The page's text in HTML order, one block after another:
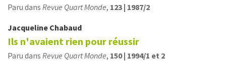
Paru dans Revue Quart Monde, 123 | 1987/2
Jacqueline Chabaud
Ils n'avaient rien pour réussir
Paru dans Revue Quart Monde, 150 | 1994/1 et 2